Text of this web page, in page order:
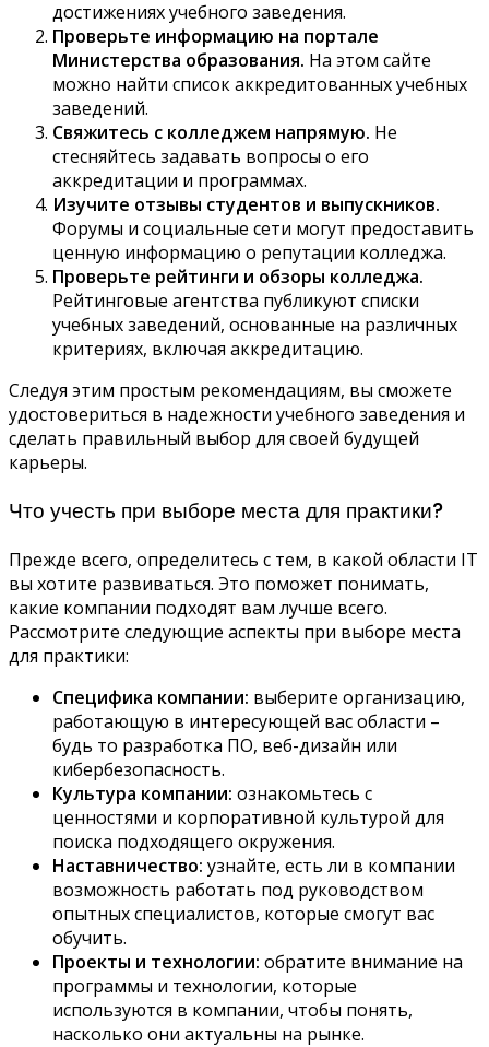
достижениях учебного заведения.
Проверьте информацию на портале
Министерства образования. На этом сайте
можно найти список аккредитованных учебных
заведений.
Свяжитесь с колледжем напрямую. Не
стесняйтесь задавать вопросы о его
аккредитации и программах.
Изучите отзывы студентов и выпускников.
Форумы и социальные сети могут предоставить
ценную информацию о репутации колледжа.
Проверьте рейтинги и обзоры колледжа.
Рейтинговые агентства публикуют списки
учебных заведений, основанные на различных
критериях, включая аккредитацию.
Следуя этим простым рекомендациям, вы сможете
удостовериться в надежности учебного заведения и
сделать правильный выбор для своей будущей
карьеры.
Что учесть при выборе места для практики?
Прежде всего, определитесь с тем, в какой области IT
вы хотите развиваться. Это поможет понимать,
какие компании подходят вам лучше всего.
Рассмотрите следующие аспекты при выборе места
для практики:
Специфика компании: выберите организацию,
работающую в интересующей вас области –
будь то разработка ПО, веб-дизайн или
кибербезопасность.
Культура компании: ознакомьтесь с
ценностями и корпоративной культурой для
поиска подходящего окружения.
Наставничество: узнайте, есть ли в компании
возможность работать под руководством
опытных специалистов, которые смогут вас
обучить.
Проекты и технологии: обратите внимание на
программы и технологии, которые
используются в компании, чтобы понять,
насколько они актуальны на рынке.